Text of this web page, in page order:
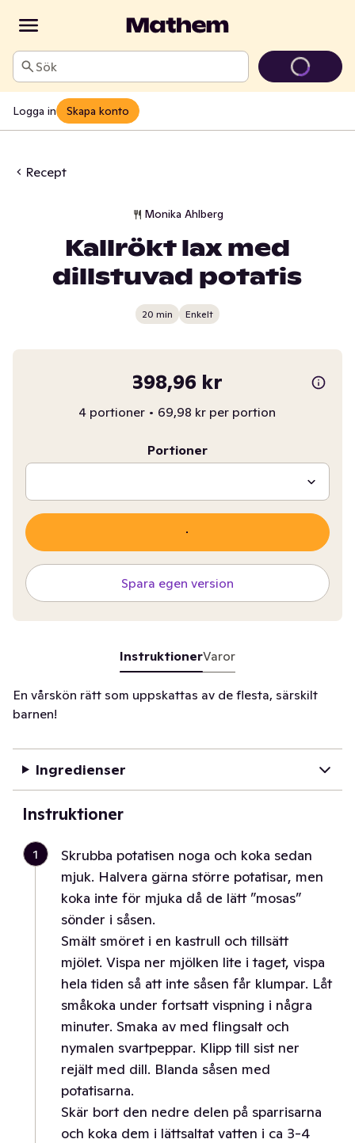
Sök
Logga in Skapa konto
Recept
Monika Ahlberg
Kallrökt lax med
dillstuvad potatis
20 min Enkelt
398,96 kr
4 portioner • 69,98 kr per portion
Portioner
Spara egen version
InstruktionerVaror
En vårskön rätt som uppskattas av de flesta, särskilt
barnen!
Ingredienser
Instruktioner
1
Skrubba potatisen noga och koka sedan
mjuk. Halvera gärna större potatisar, men
koka inte för mjuka då de lätt ”mosas”
sönder i såsen.
Smält smöret i en kastrull och tillsätt
mjölet. Vispa ner mjölken lite i taget, vispa
hela tiden så att inte såsen får klumpar. Låt
småkoka under fortsatt vispning i några
minuter. Smaka av med flingsalt och
nymalen svartpeppar. Klipp till sist ner
rejält med dill. Blanda såsen med
potatisarna.
Skär bort den nedre delen på sparrisarna
och koka dem i lättsaltat vatten i ca 3-4